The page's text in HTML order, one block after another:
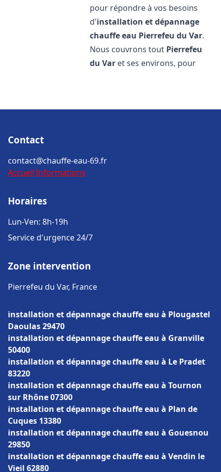
pour répondre à vos besoins
d'installation et dépannage
chauffe eau Pierrefeu du Var.
Nous couvrons tout Pierrefeu
du Var et ses environs, pour
Contact
contact@chauffe-eau-69.fr
Accueil Informations
Horaires
Lun-Ven: 8h-19h
Service d'urgence 24/7
Zone intervention
Pierrefeu du Var, France
installation et dépannage chauffe eau à Plougastel
Daoulas 29470
installation et dépannage chauffe eau à Granville
50400
installation et dépannage chauffe eau à Le Pradet
83220
installation et dépannage chauffe eau à Tournon
sur Rhône 07300
installation et dépannage chauffe eau à Plan de
Cuques 13380
installation et dépannage chauffe eau à Gouesnou
29850
installation et dépannage chauffe eau à Vendin le
Vieil 62880